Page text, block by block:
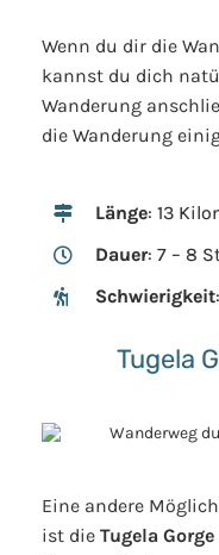
Wenn du dir die
kannst du dich
Wanderung
die Wanderung
Länge: 13
Dauer: 7 – 8
Schwierigkeit
Tugela
Eine andere
ist die Tugela